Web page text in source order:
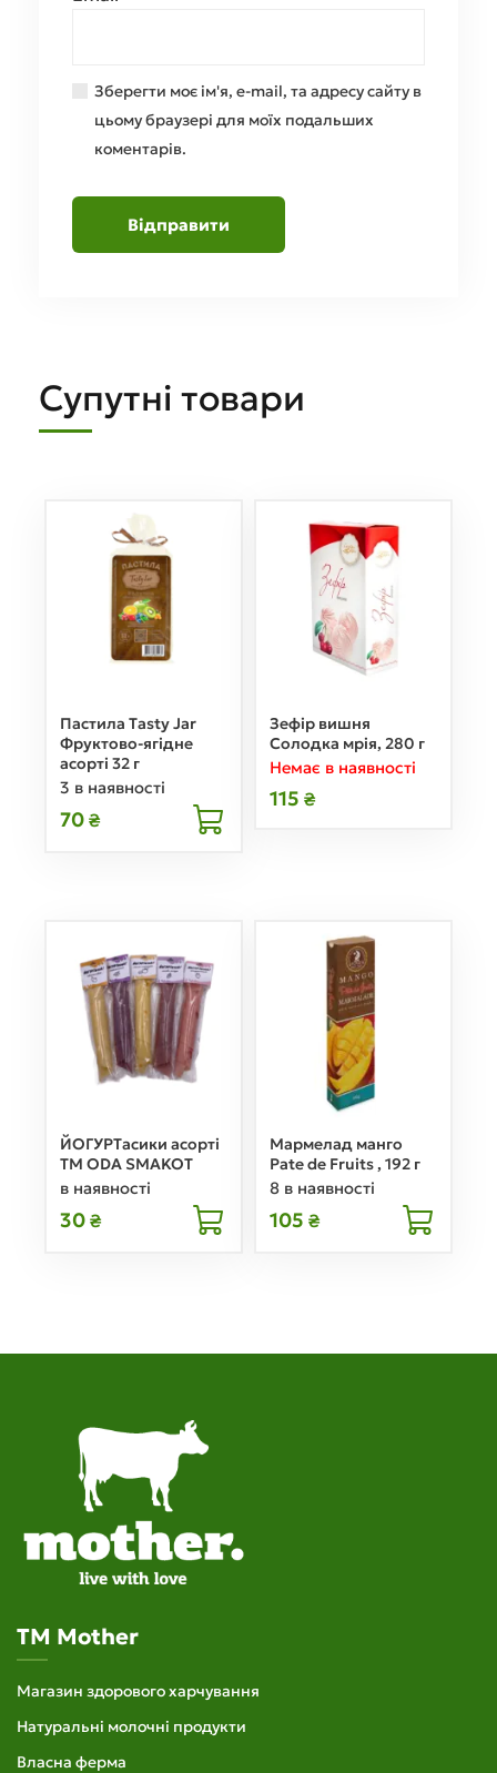
Зберегти моє ім'я, e-mail, та адресу сайту в
цьому браузері для моїх подальших
коментарів.
Супутні товари
Пастила Tasty Jar
Фруктово-ягідне
асорті 32 г
3 в наявності
70 ₴
Зефір вишня
Солодка мрія, 280 г
Немає в наявності
115 ₴
ЙОГУРТасики асорті
ТМ ODA SMAKOT
в наявності
30 ₴
Мармелад манго
Pate de Fruits , 192 г
8 в наявності
105 ₴
TM Mother
Магазин здорового харчування
Натуральні молочні продукти
Власна ферма